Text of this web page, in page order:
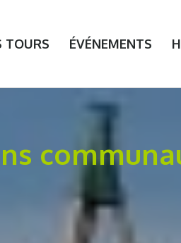
TOURS ÉVÉNEMENTS